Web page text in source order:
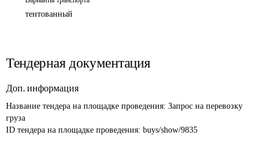
тентованный
Тендерная документация
Доп. информация
Название тендера на площадке проведения: Запрос на перевозку
груза
ID тендера на площадке проведения: buys/show/9835